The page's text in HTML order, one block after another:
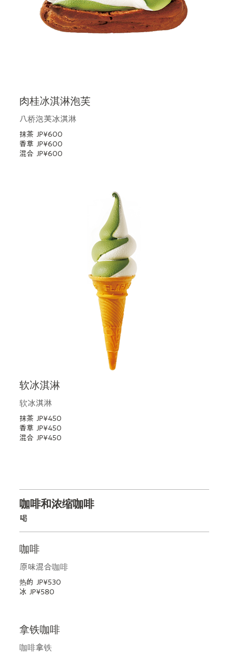
肉桂冰淇淋泡芙
八桥泡芙冰淇淋
抹茶
JP¥600
香草
JP¥600
混合
JP¥600
软冰淇淋
软冰淇淋
抹茶
JP¥450
香草
JP¥450
混合
JP¥450
咖啡和浓缩咖啡
喝
咖啡
原味混合咖啡
热的
JP¥530
冰
JP¥580
拿铁咖啡
咖啡拿铁